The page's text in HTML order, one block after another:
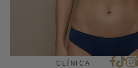
CLÍNICA